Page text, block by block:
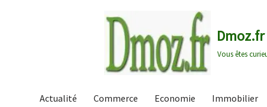
Vous êtes
Actualité Commerce Economie Immobilier